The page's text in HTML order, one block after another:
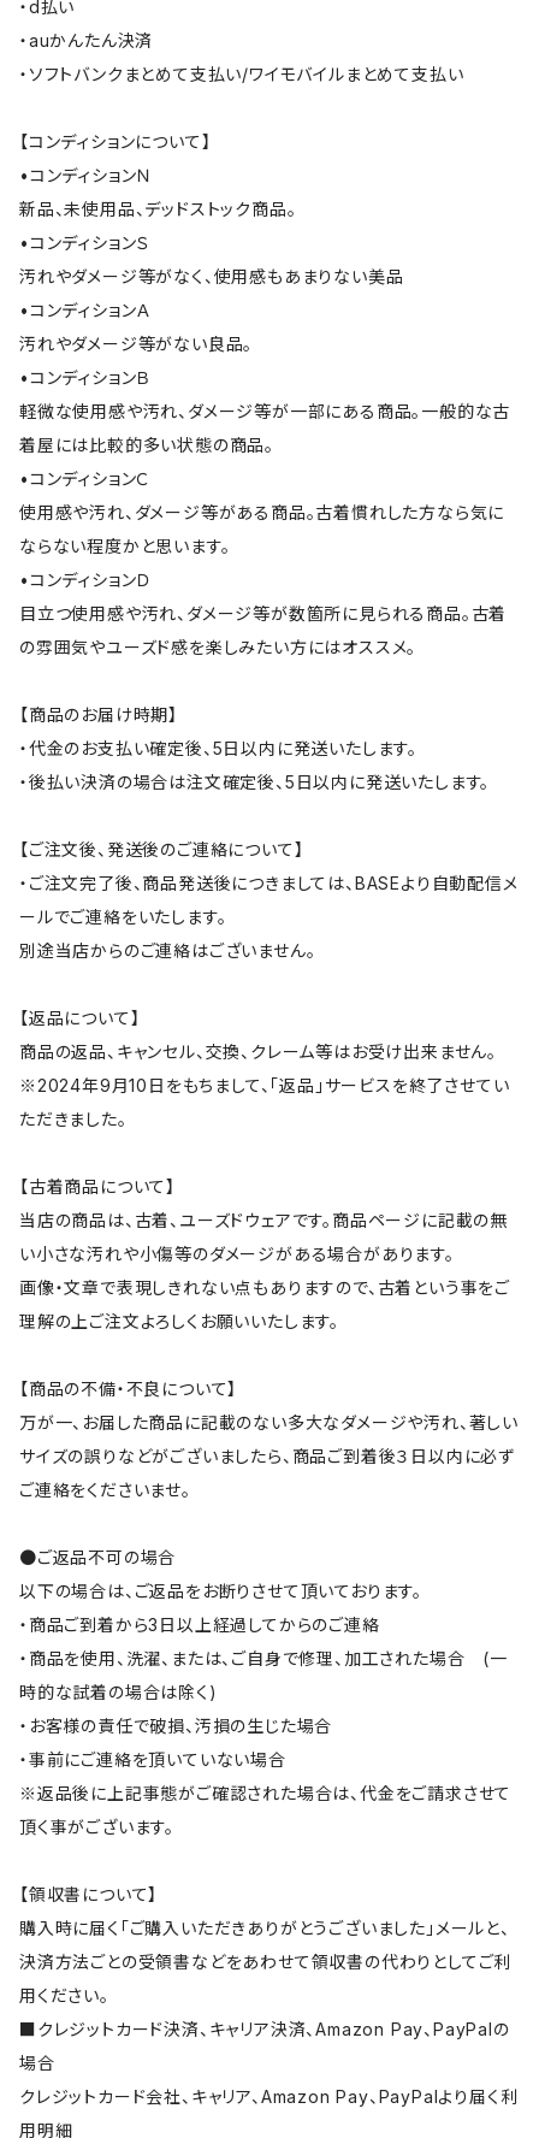
・d払い
・auかんたん決済
・ソフトバンクまとめて支払い/ワイモバイルまとめて支払い
【コンディションについて】
•コンディションＮ
新品、未使用品、デッドストック商品。
•コンディションＳ
汚れやダメージ等がなく、使用感もあまりない美品
•コンディションＡ
汚れやダメージ等がない良品。
•コンディションＢ
軽微な使用感や汚れ、ダメージ等が一部にある商品。一般的な古
着屋には比較的多い状態の商品。
•コンディションＣ
使用感や汚れ、ダメージ等がある商品。古着慣れした方なら気に
ならない程度かと思います。
•コンディションＤ
目立つ使用感や汚れ、ダメージ等が数箇所に見られる商品。古着
の雰囲気やユーズド感を楽しみたい方にはオススメ。
【商品のお届け時期】
・代金のお支払い確定後、5日以内に発送いたします。
・後払い決済の場合は注文確定後、5日以内に発送いたします。
【ご注文後、発送後のご連絡について】
・ご注文完了後、商品発送後につきましては、BASEより自動配信メ
ールでご連絡をいたします。
別途当店からのご連絡はございません。
【返品について】
商品の返品、キャンセル、交換、クレーム等はお受け出来ません。
※2024年9月10日をもちまして、「返品」サービスを終了させてい
ただきました。
【古着商品について】
当店の商品は、古着、ユーズドウェアです。商品ページに記載の無
い小さな汚れや小傷等のダメージがある場合があります。
画像・文章で表現しきれない点もありますので、古着という事をご
理解の上ご注文よろしくお願いいたします。
【商品の不備・不良について】
万が一、お届した商品に記載のない多大なダメージや汚れ、著しい
サイズの誤りなどがございましたら、商品ご到着後３日以内に必ず
ご連絡をくださいませ。
●ご返品不可の場合
以下の場合は、ご返品をお断りさせて頂いております。
・商品ご到着から3日以上経過してからのご連絡
・商品を使用、洗濯、または、ご自身で修理、加工された場合 (一
時的な試着の場合は除く)
・お客様の責任で破損、汚損の生じた場合
・事前にご連絡を頂いていない場合
※返品後に上記事態がご確認された場合は、代金をご請求させて
頂く事がございます。
【領収書について】
購入時に届く「ご購入いただきありがとうございました」メールと、
決済方法ごとの受領書などをあわせて領収書の代わりとしてご利
用ください。
■クレジットカード決済、キャリア決済、Amazon Pay、PayPalの
場合
クレジットカード会社、キャリア、Amazon Pay、PayPalより届く利
用明細